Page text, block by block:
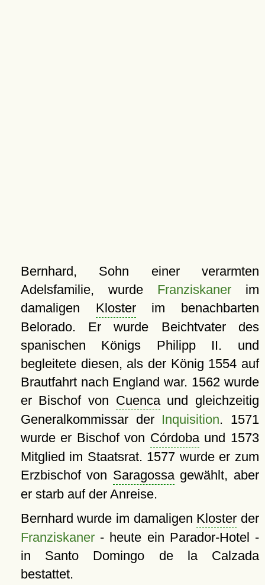
Bernhard, Sohn einer verarmten
Adelsfamilie, wurde Franziskanerim
damaligen Klosterim benachbarten
Belorado. Er wurde Beichtvater des
spanischen Königs Philipp II. und
begleitete diesen, als der König 1554 auf
Brautfahrt nach England war. 1562 wurde
er Bischof von Cuencaund gleichzeitig
Generalkommissar der Inquisition. 1571
wurde er Bischof von Córdobaund 1573
Mitglied im Staatsrat. 1577 wurde er zum
Erzbischof von Saragossagewählt, aber
er starb auf der Anreise.
Bernhard wurde im damaligen Kloster der
Franziskaner- heute ein Parador-Hotel -
in Santo Domingo de la Calzada
bestattet.